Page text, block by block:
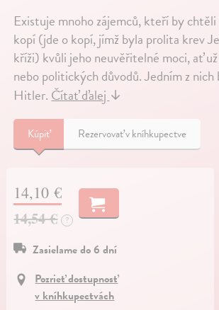
Existuje mnoho zájemců, kteří by
kopí (jde o kopí, jímž byla prolita krev
kříži) kvůli jeho neuvěřitelné moci, ať
nebo politických důvodů. Jedním z
Hitler.Čítať ďalej↓
Kúpiť Rezervovať v kníhkupectve
14,10 €
14,54 €
?
Zasielame do 6 dní
Pozrieť dostupnosť
v kníhkupectvách